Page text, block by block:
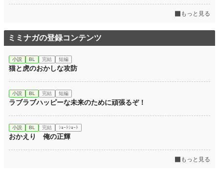
もっと見る
ミミナガの登録コンテンツ
小説 BL 完結 短編
猫と虎のおかしな攻防
小説 BL 完結 短編
ラブラブハッピーな未来のために頑張るぞ！
小説 BL 完結 ｼｮｰﾄｼｮｰﾄ
おかえり 俺の正輝
もっと見る